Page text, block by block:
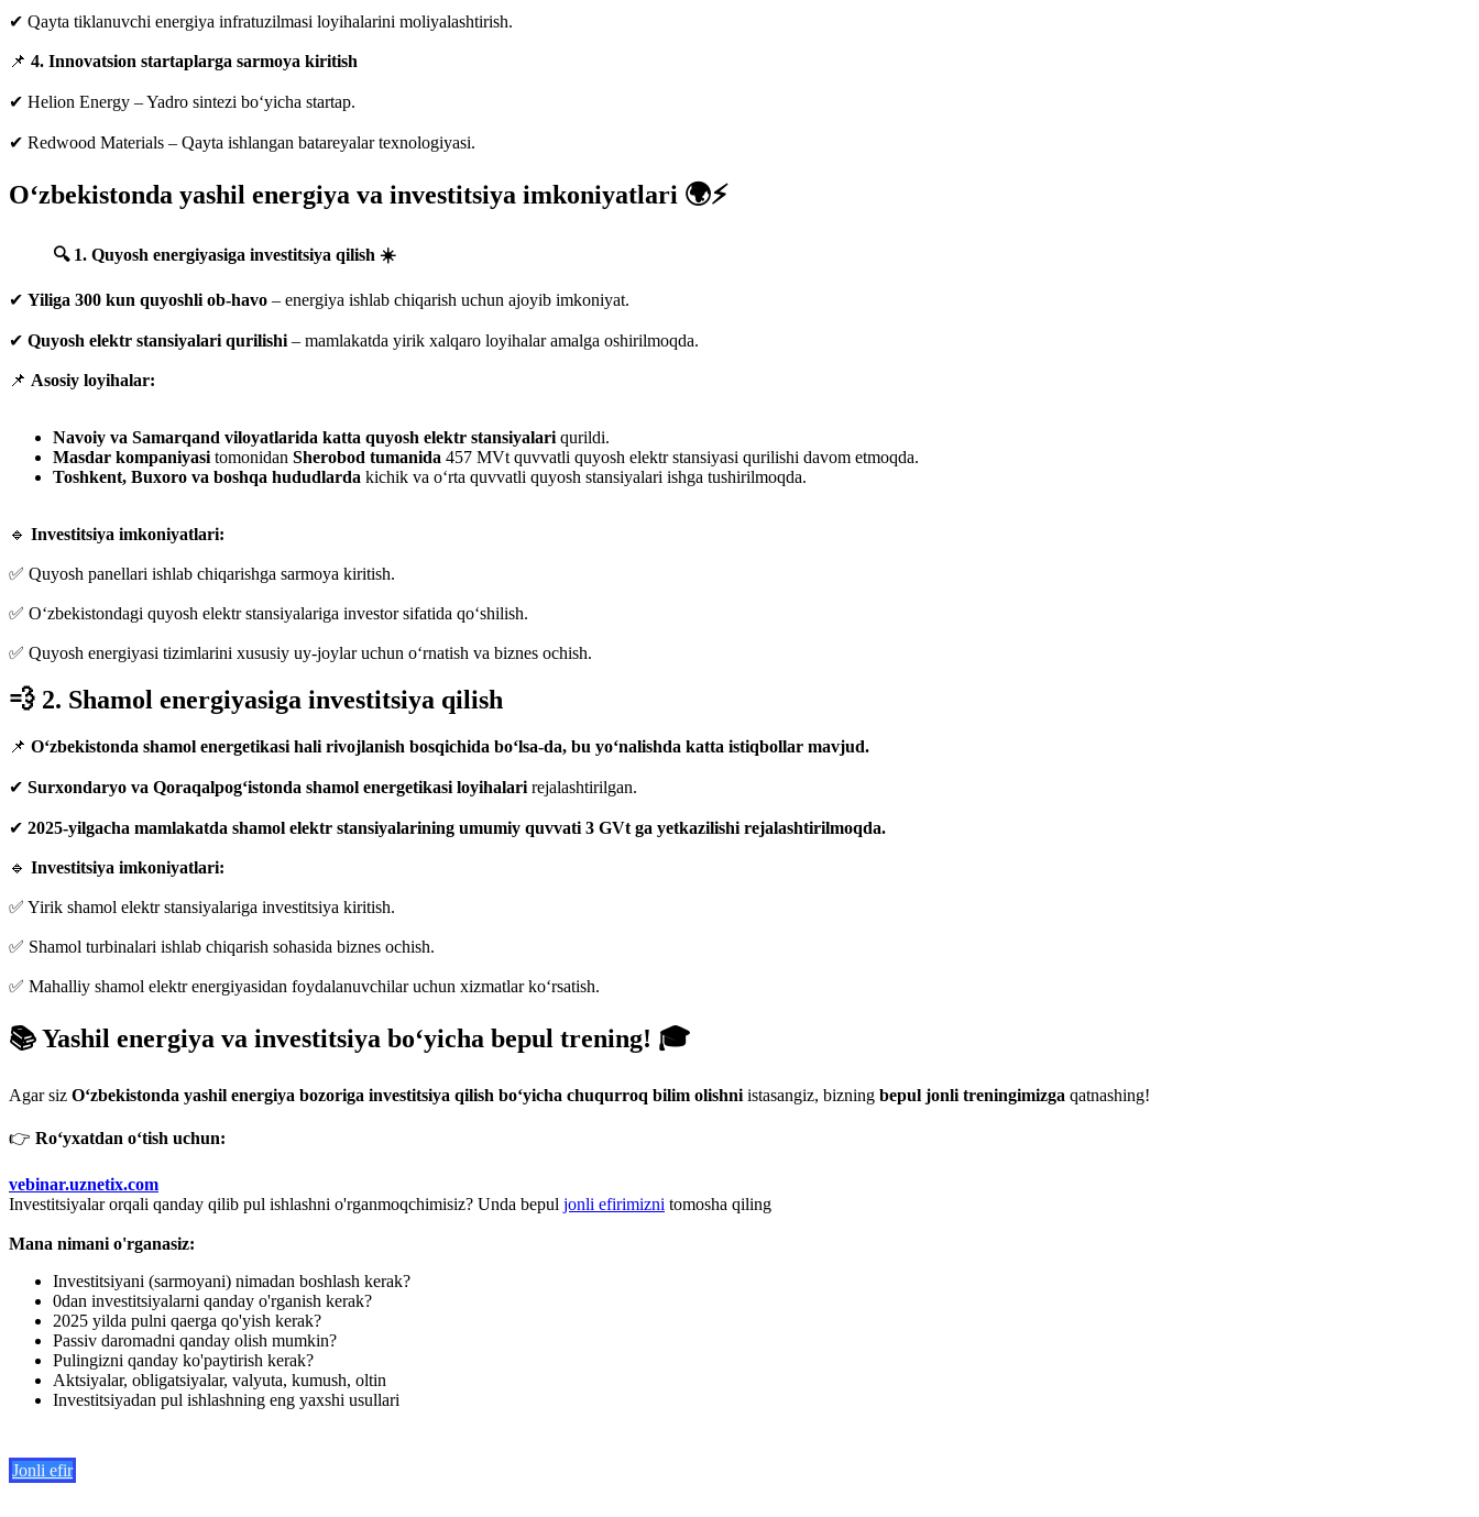
✔ Qayta tiklanuvchi energiya infratuzilmasi loyihalarini moliyalashtirish.
📌 4. Innovatsion startaplarga sarmoya kiritish
✔ Helion Energy – Yadro sintezi bo‘yicha startap.
✔ Redwood Materials – Qayta ishlangan batareyalar texnologiyasi.
O‘zbekistonda yashil energiya va investitsiya imkoniyatlari 🌍⚡
🔍 1. Quyosh energiyasiga investitsiya qilish ☀️
✔ Yiliga 300 kun quyoshli ob-havo – energiya ishlab chiqarish uchun ajoyib imkoniyat.
✔ Quyosh elektr stansiyalari qurilishi – mamlakatda yirik xalqaro loyihalar amalga oshirilmoqda.
📌 Asosiy loyihalar:
Navoiy va Samarqand viloyatlarida katta quyosh elektr stansiyalari qurildi.
Masdar kompaniyasi tomonidan Sherobod tumanida 457 MVt quvvatli quyosh elektr stansiyasi qurilishi davom etmoqda.
Toshkent, Buxoro va boshqa hududlarda kichik va o‘rta quvvatli quyosh stansiyalari ishga tushirilmoqda.
🔹 Investitsiya imkoniyatlari:
✅ Quyosh panellari ishlab chiqarishga sarmoya kiritish.
✅ O‘zbekistondagi quyosh elektr stansiyalariga investor sifatida qo‘shilish.
✅ Quyosh energiyasi tizimlarini xususiy uy-joylar uchun o‘rnatish va biznes ochish.
💨 2. Shamol energiyasiga investitsiya qilish
📌 O‘zbekistonda shamol energetikasi hali rivojlanish bosqichida bo‘lsa-da, bu yo‘nalishda katta istiqbollar mavjud.
✔ Surxondaryo va Qoraqalpog‘istonda shamol energetikasi loyihalari rejalashtirilgan.
✔ 2025-yilgacha mamlakatda shamol elektr stansiyalarining umumiy quvvati 3 GVt ga yetkazilishi rejalashtirilmoqda.
🔹 Investitsiya imkoniyatlari:
✅ Yirik shamol elektr stansiyalariga investitsiya kiritish.
✅ Shamol turbinalari ishlab chiqarish sohasida biznes ochish.
✅ Mahalliy shamol elektr energiyasidan foydalanuvchilar uchun xizmatlar ko‘rsatish.
📚 Yashil energiya va investitsiya bo‘yicha bepul trening! 🎓
Agar siz O‘zbekistonda yashil energiya bozoriga investitsiya qilish bo‘yicha chuqurroq bilim olishni istasangiz, bizning bepul jonli treningimizga qatnashing!
👉 Ro‘yxatdan o‘tish uchun:
vebinar.uznetix.com
Investitsiyalar orqali qanday qilib pul ishlashni o'rganmoqchimisiz? Unda bepul jonli efirimizni tomosha qiling
Mana nimani o'rganasiz:
Investitsiyani (sarmoyani) nimadan boshlash kerak?
0dan investitsiyalarni qanday o'rganish kerak?
2025 yilda pulni qaerga qo'yish kerak?
Passiv daromadni qanday olish mumkin?
Pulingizni qanday ko'paytirish kerak?
Aktsiyalar, obligatsiyalar, valyuta, kumush, oltin
Investitsiyadan pul ishlashning eng yaxshi usullari
Jonli efir